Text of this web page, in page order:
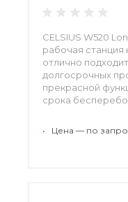
CELSIUS W520
рабочая станция
отлично
долгосрочных
прекрасной
срока
• Цена — по